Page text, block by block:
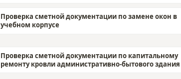
Проверка сметной документации по замене окон в
учебном корпусе
Проверка сметной документации по капитальному
ремонту кровли административно-бытового здания